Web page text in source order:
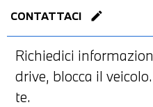
CONTATTACI edit
Richiedici
drive, blocca il
te.